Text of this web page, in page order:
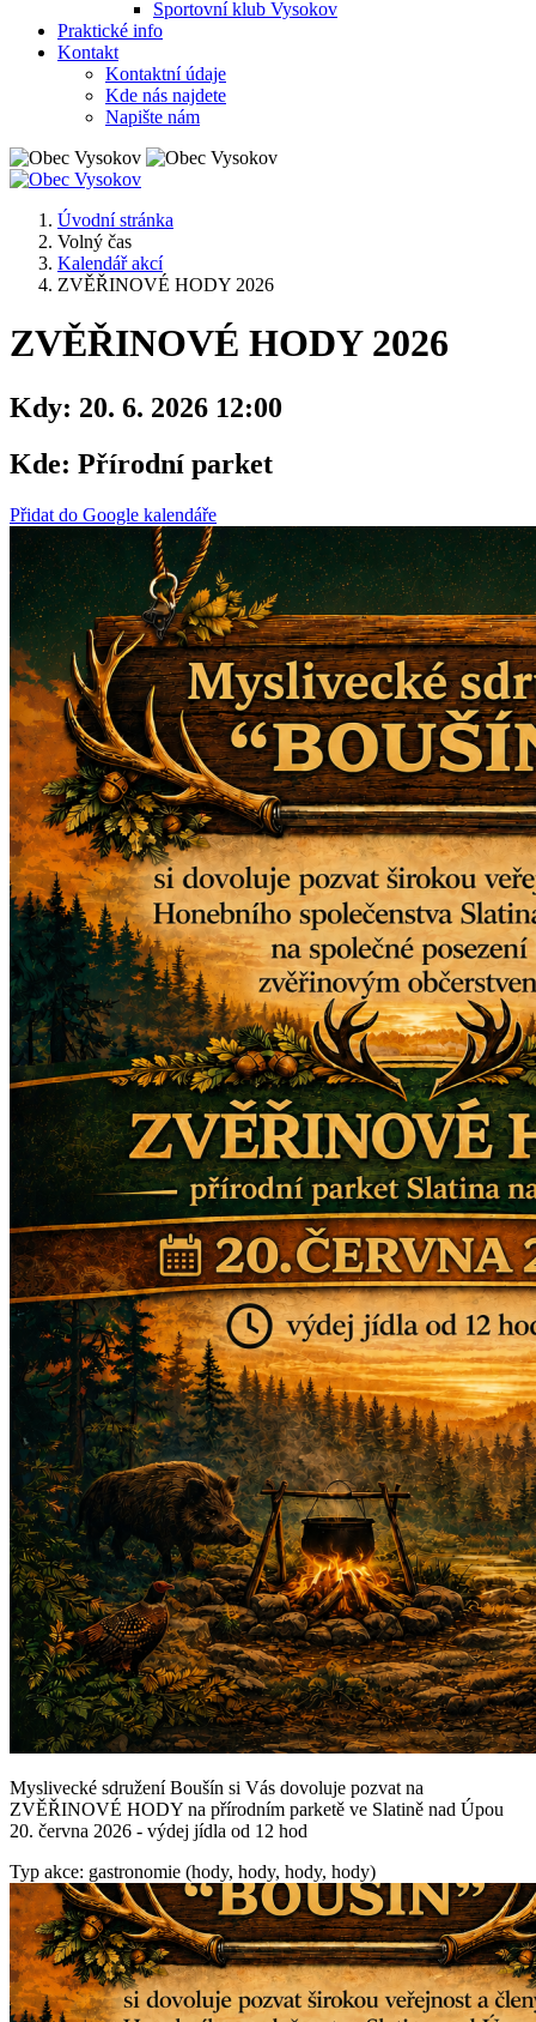
Sportovní klub Vysokov
Praktické info
Kontakt
Kontaktní údaje
Kde nás najdete
Napište nám
Úvodní stránka
Volný čas
Kalendář akcí
ZVĚŘINOVÉ HODY 2026
ZVĚŘINOVÉ HODY 2026
Kdy: 20. 6. 2026 12:00
Kde: Přírodní parket
Přidat do Google kalendáře
Myslivecké sdružení Boušín si Vás dovoluje pozvat na
ZVĚŘINOVÉ HODY na přírodním parketě ve Slatině nad Úpou
20. června 2026 - výdej jídla od 12 hod
Typ akce: gastronomie (hody, hody, hody, hody)